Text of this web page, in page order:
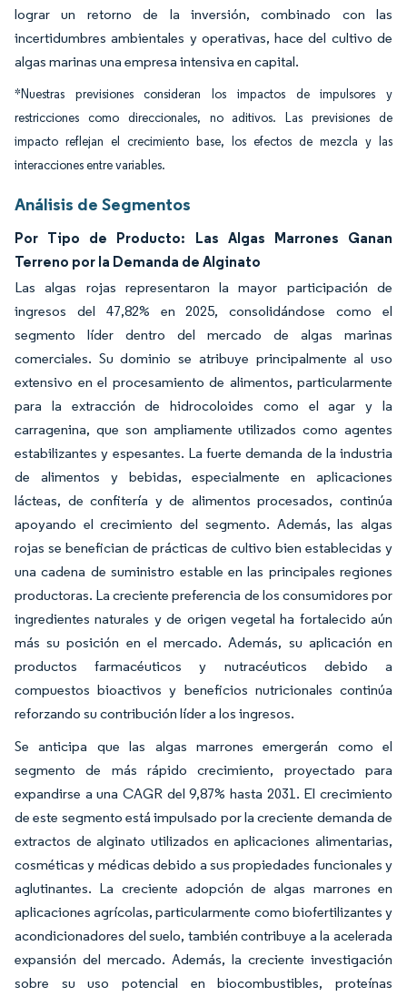
lograr un retorno de la inversión, combinado con las
incertidumbres ambientales y operativas, hace del cultivo de
algas marinas una empresa intensiva en capital.
*Nuestras previsiones consideran los impactos de impulsores y
restricciones como direccionales, no aditivos. Las previsiones de
impacto reflejan el crecimiento base, los efectos de mezcla y las
interacciones entre variables.
Análisis de Segmentos
Por Tipo de Producto: Las Algas Marrones Ganan
Terreno por la Demanda de Alginato
Las algas rojas representaron la mayor participación de
ingresos del 47,82% en 2025, consolidándose como el
segmento líder dentro del mercado de algas marinas
comerciales. Su dominio se atribuye principalmente al uso
extensivo en el procesamiento de alimentos, particularmente
para la extracción de hidrocoloides como el agar y la
carragenina, que son ampliamente utilizados como agentes
estabilizantes y espesantes. La fuerte demanda de la industria
de alimentos y bebidas, especialmente en aplicaciones
lácteas, de confitería y de alimentos procesados, continúa
apoyando el crecimiento del segmento. Además, las algas
rojas se benefician de prácticas de cultivo bien establecidas y
una cadena de suministro estable en las principales regiones
productoras. La creciente preferencia de los consumidores por
ingredientes naturales y de origen vegetal ha fortalecido aún
más su posición en el mercado. Además, su aplicación en
productos farmacéuticos y nutracéuticos debido a
compuestos bioactivos y beneficios nutricionales continúa
reforzando su contribución líder a los ingresos.
Se anticipa que las algas marrones emergerán como el
segmento de más rápido crecimiento, proyectado para
expandirse a una CAGR del 9,87% hasta 2031. El crecimiento
de este segmento está impulsado por la creciente demanda de
extractos de alginato utilizados en aplicaciones alimentarias,
cosméticas y médicas debido a sus propiedades funcionales y
aglutinantes. La creciente adopción de algas marrones en
aplicaciones agrícolas, particularmente como biofertilizantes y
acondicionadores del suelo, también contribuye a la acelerada
expansión del mercado. Además, la creciente investigación
sobre su uso potencial en biocombustibles, proteínas